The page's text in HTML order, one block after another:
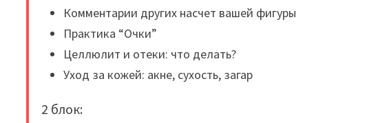
Комментарии других насчет вашей фигуры
Практика “Очки”
Целлюлит и отеки: что делать?
Уход за кожей: акне, сухость, загар
2 блок: